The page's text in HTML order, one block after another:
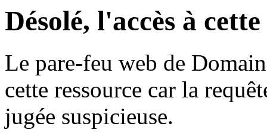
Désolé, l'accès à
Le pare-feu web de
cette ressource car la
jugée suspicieuse.